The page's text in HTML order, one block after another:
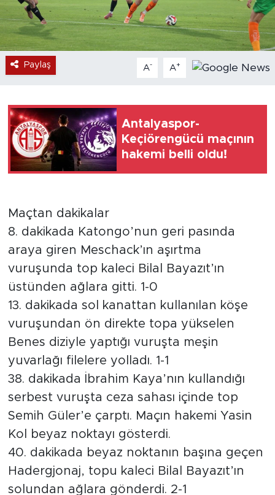
Paylaş A- A+
Antalyaspor-
Keçiörengücü maçının
hakemi belli oldu!
Maçtan dakikalar
8. dakikada Katongo’nun geri pasında
araya giren Meschack’ın aşırtma
vuruşunda top kaleci Bilal Bayazıt’ın
üstünden ağlara gitti. 1-0
13. dakikada sol kanattan kullanılan köşe
vuruşundan ön direkte topa yükselen
Benes diziyle yaptığı vuruşta meşin
yuvarlağı filelere yolladı. 1-1
38. dakikada İbrahim Kaya’nın kullandığı
serbest vuruşta ceza sahası içinde top
Semih Güler’e çarptı. Maçın hakemi Yasin
Kol beyaz noktayı gösterdi.
40. dakikada beyaz noktanın başına geçen
Hadergjonaj, topu kaleci Bilal Bayazıt’ın
solundan ağlara gönderdi. 2-1